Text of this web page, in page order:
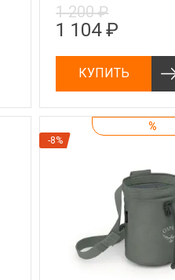
1 200 ₽
1 104 ₽
КУПИТЬ
%
-8%